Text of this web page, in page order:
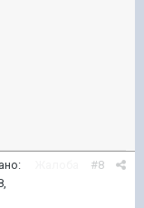
#8